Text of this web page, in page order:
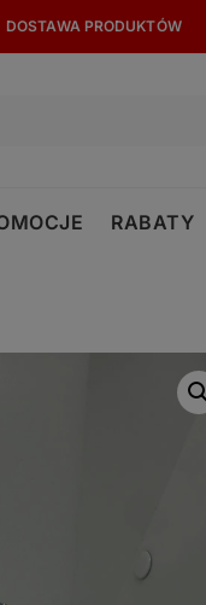
DOSTAWA PRODUKTÓW
RABATY